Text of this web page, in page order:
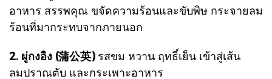
อาหาร สรรพคุณ ขจัดความร้อนและขับพิษ กระจายลม
ร้อนที่มากระทบจากภายนอก
2. ผู่กงอิง (蒲公英)รสขม หวาน ฤทธิ์เย็น เข้าสู่เส้น
ลมปราณตับ และกระเพาะอาหาร